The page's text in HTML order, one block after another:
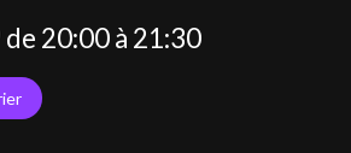
de 20:00à 21:30